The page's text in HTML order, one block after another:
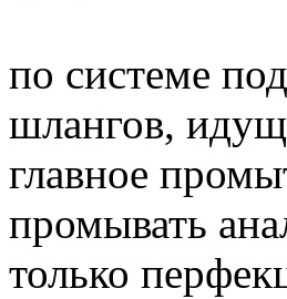
по системе
шлангов,
главное
промывать
только